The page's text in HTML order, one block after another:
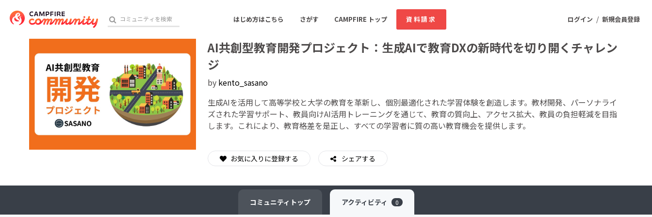
ログイン / 新規会員登録
はじめ方はこちら さがす CAMPFIRE トップ 資料請求
おすすめのコミュニティ
アート・写真 音楽 舞台・パフォーマンス
プロダクト
テクノロジー・ガジェット
書籍・雑誌出版 アニメ・漫画
AI共創型教育開発プロジェクト：生成AIで教育DXの新時代を切り開くチャレン
ジ
by kento_sasano
生成AIを活用して高等学校と大学の教育を革新し、個別最適化された学習体験を創造します。教材開発、パーソナライ
ズされた学習サポート、教員向けAI活用トレーニングを通じて、教育の質向上、アクセス拡大、教員の負担軽減を目指
します。これにより、教育格差を是正し、すべての学習者に質の高い教育機会を提供します。
お気に入りに登録する シェアする
コミュニティ トップ アクティビティ 0